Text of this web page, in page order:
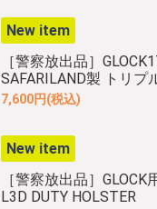
New item
［警察放出品］
SAFARILAND製 トリプ
7,600円(税込)
New item
［警察放出品］GLOCK
L3D DUTY HOLSTER